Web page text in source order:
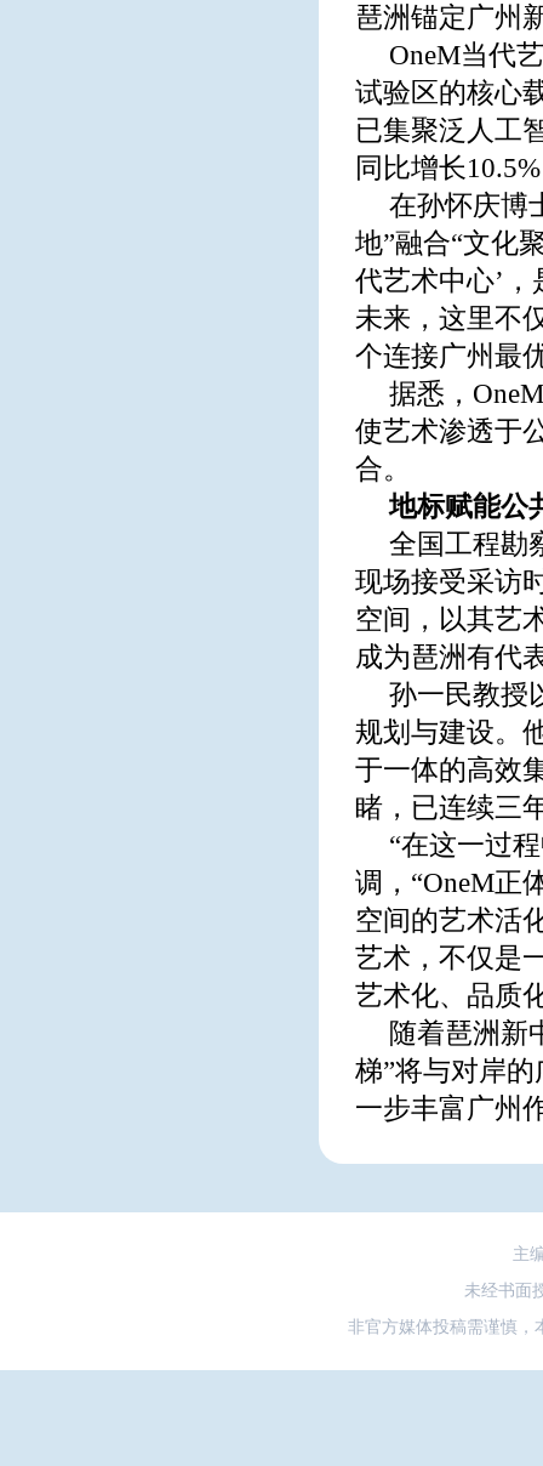
琶洲锚定广州
OneM当代
试验区的核心
已集聚泛人工
同比增长
在孙怀庆博
地”融合“文化
代艺术中心’
未来，这里不
个连接广州最
据悉，
使艺术渗透于
合。
地标赋能公
全国工程勘
现场接受采访
空间，以其艺
成为琶洲有代
孙一民教授
规划与建设。
于一体的高效
睹，已连续三
“在这一过
调，“OneM正
空间的艺术活
艺术，不仅是
艺术化、品质
随着琶洲新
梯”将与对岸
一步丰富广州
主
未经书面
非官方媒体投稿需谨慎，